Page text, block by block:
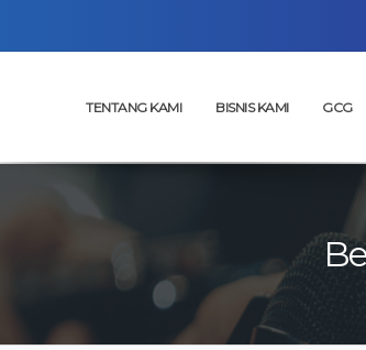
TENTANG KAMI BISNIS KAMI GCG